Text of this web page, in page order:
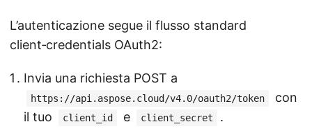
L’autenticazione segue il flusso standard
client‑credentials OAuth2:
Invia una richiesta POST a
https://api.aspose.cloud/v4.0/oauth2/token
con
il tuo
client_id e client_secret
.